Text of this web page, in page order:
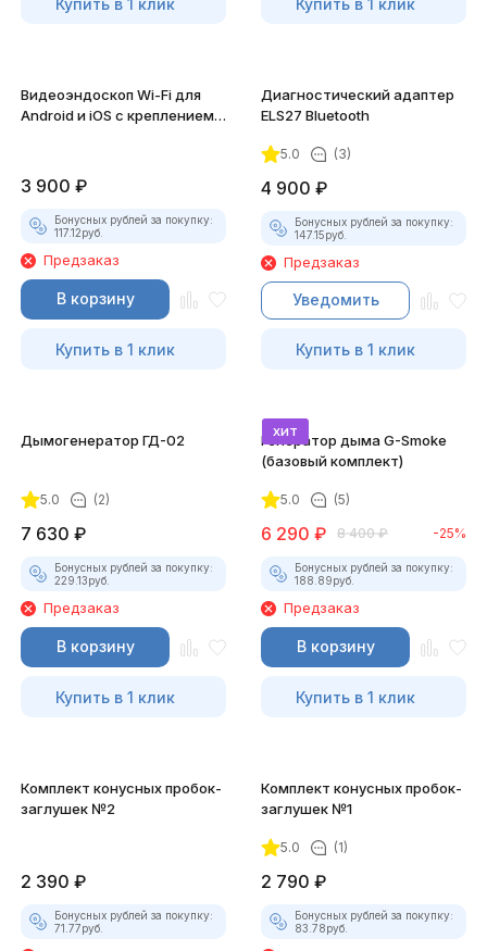
Купить в 1 клик Купить в 1 клик
Видеоэндоскоп Wi-Fi для
Android и iOS с креплением
3 900 ₽
Бонусных рублей за покупку:
117.12руб.
Предзаказ
В корзину
Купить в 1 клик
Диагностический адаптер
ELS27 Bluetooth
5.0 (3)
4 900 ₽
Бонусных рублей за покупку:
147.15руб.
Предзаказ
Уведомить
Купить в 1 клик
Дымогенератор ГД-02
5.0 (2)
7 630 ₽
Бонусных рублей за покупку:
229.13руб.
Предзаказ
В корзину
Купить в 1 клик
хит
Генератор дыма G-Smoke
(базовый комплект)
5.0 (5)
6 290 ₽ 8 400 ₽ -25%
Бонусных рублей за покупку:
188.89руб.
Предзаказ
В корзину
Купить в 1 клик
Комплект конусных пробок-
заглушек №2
2 390 ₽
Бонусных рублей за покупку:
71.77руб.
Комплект конусных пробок-
заглушек №1
5.0 (1)
2 790 ₽
Бонусных рублей за покупку:
83.78руб.